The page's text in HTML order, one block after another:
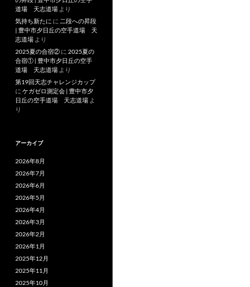
道場 天志道場 より
気持ち新たに に 二段への昇段
| 豊中市夕日丘の空手道場 天
志道場 より
2025夏の合宿② に 2025夏の
合宿① | 豊中市夕日丘の空手
道場 天志道場 より
第19回天志チャレンジカップ
に ケガゼロ測定会 | 豊中市夕
日丘の空手道場 天志道場 よ
り
アーカイブ
2026年8月
2026年7月
2026年6月
2026年5月
2026年4月
2026年3月
2026年2月
2026年1月
2025年12月
2025年11月
2025年10月